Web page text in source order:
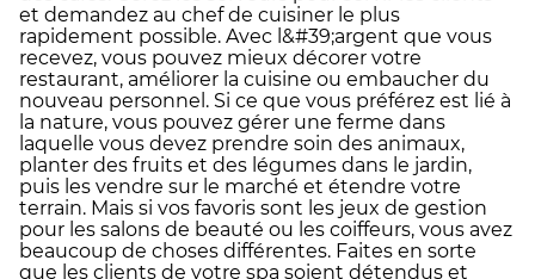
et demandez au chef de cuisiner le plus
rapidement possible. Avec l&#39;argent que vous
recevez, vous pouvez mieux décorer votre
restaurant, améliorer la cuisine ou embaucher du
nouveau personnel. Si ce que vous préférez est lié à
la nature, vous pouvez gérer une ferme dans
laquelle vous devez prendre soin des animaux,
planter des fruits et des légumes dans le jardin,
puis les vendre sur le marché et étendre votre
terrain. Mais si vos favoris sont les jeux de gestion
pour les salons de beauté ou les coiffeurs, vous avez
beaucoup de choses différentes. Faites en sorte
que les clients de votre spa soient détendus et